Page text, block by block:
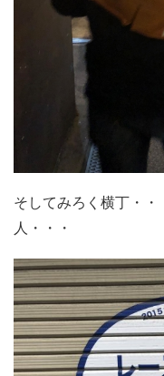
そしてみろく横丁・・
人・・・